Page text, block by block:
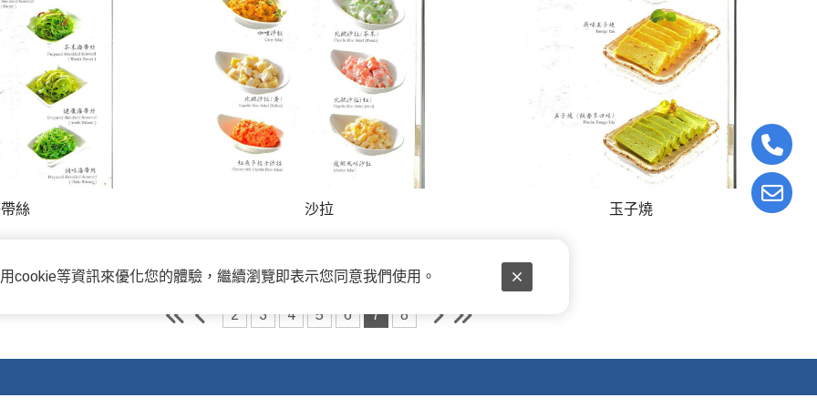
絲 沙拉 玉子燒
2 3 4 5 6 7 8
cookie等資訊來優化您的體驗，繼續瀏覽即表示您同意我們使用。